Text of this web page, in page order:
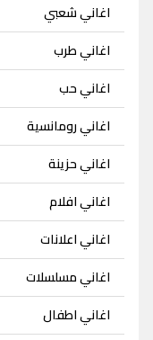
اغاني شعبي
اغاني طرب
اغاني حب
اغاني رومانسية
اغاني حزينة
اغاني افلام
اغاني اعلانات
اغاني مسلسلات
اغاني اطفال